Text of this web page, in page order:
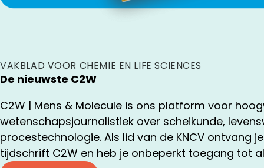
VAKBLAD VOOR CHEMIE EN LIFE SCIENCES
De nieuwste C2W
C2W | Mens & Molecule is ons platform voor
wetenschapsjournalistiek over scheikunde,
procestechnologie. Als lid van de KNCV ontvang
tijdschrift C2W en heb je onbeperkt toegang tot